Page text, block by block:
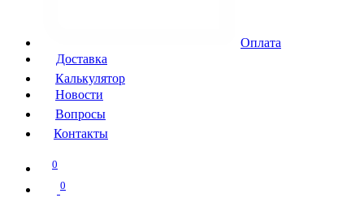
Оплата
Доставка
Калькулятор
Новости
Вопросы
Контакты
0
0